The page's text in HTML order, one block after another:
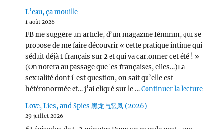
L’eau, ça mouille
1 août 2026
FB me suggère un article, d’un magazine féminin, qui se
propose de me faire découvrir « cette pratique intime qui
séduit déjà 1 français sur 2 et qui va cartonner cet été ! »
(On notera au passage que les françaises, elles…)La
sexualité dont il est question, on sait qu’elle est
hétéronormée et… j’ai cliqué sur le …Continuer la lecturede «
Love, Lies, and Spies 黑龙与恶凤 (2026)
29 juillet 2026